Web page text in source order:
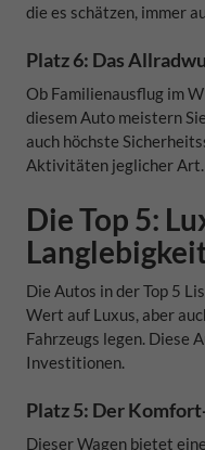
die es schätzen, immer
Platz 6: Das
Ob Familienausflug im
diesem Auto meistern
auch höchste
Aktivitäten jeglicher Art.
Die Top 5:
Die Autos in der Top 5
Wert auf Luxus, aber
Fahrzeugs legen. Diese
Investitionen.
Platz 5: Der
Dieser Wagen bietet